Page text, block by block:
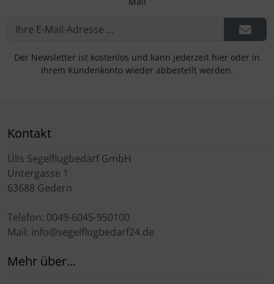
Der Newsletter ist kostenlos und kann jederzeit hier oder in
Ihrem Kundenkonto wieder abbestellt werden.
Kontakt
Ülis Segelflugbedarf GmbH
Untergasse 1
63688 Gedern
Telefon: 0049-6045-950100
Mail: info@segelflugbedarf24.de
Mehr über...